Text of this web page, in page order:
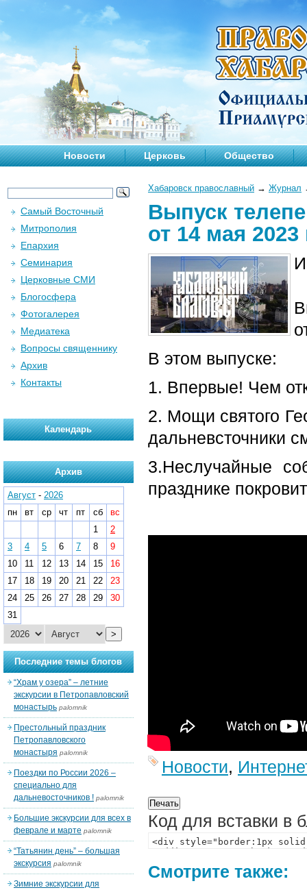
Новости Церковь Общество
Хабаровск православный → Журнал
Выпуск
от 14 мая 2023
В этом выпуске:
1. Впервые! Чем
2. Мощи святого
дальневсточники
3.Неслучайные
празднике
Новости,
Код для вставки в
Смотрите также:
Самый Восточный
Митрополия
Епархия
Семинария
Церковные СМИ
Блогосфера
Фотогалерея
Медиатека
Вопросы священнику
Архив
Контакты
Календарь
Архив
Август - 2026
пн
вт ср чт пт сб
вс
1
2
3
4 5 6 7 8
9
10
11 12 13 14 15
16
17
18 19 20 21 22
23
24
25 26 27 28 29
30
31
>
Последние темы блогов
“Храм у озера” – летние
экскурсии в Петропавловский
монастырь palomnik
Престольный праздник
Петропавловского
монастыря palomnik
Поездки по России 2026 –
специально для
дальневосточников ! palomnik
Большие экскурсии для всех в
феврале и марте palomnik
“Татьянин день” – большая
экскурсия palomnik
Зимние экскурсии для